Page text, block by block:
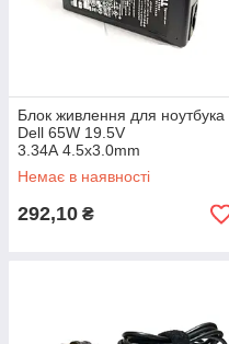
Блок живлення для ноутбука
Dell 65W 19.5V
3.34A 4.5x3.0mm
(деформований корпус)
Немає в наявності
292,10 ₴